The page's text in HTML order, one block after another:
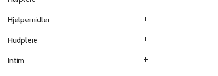
Hjelpemidler
Hudpleie
Intim